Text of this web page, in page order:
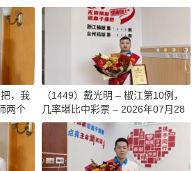
，我
两个
年0
（1449）戴光明 – 椒江第10例，
几率堪比中彩票 – 2026年07月28
日